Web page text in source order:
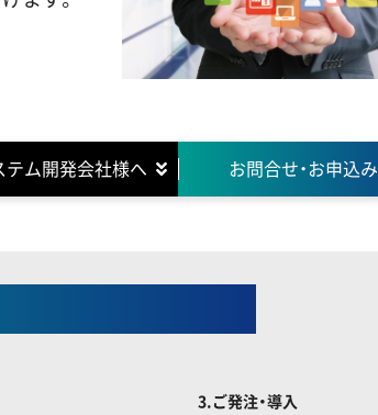
テム開発会社様へ お問合せ・お申込み
3.ご発注・導入